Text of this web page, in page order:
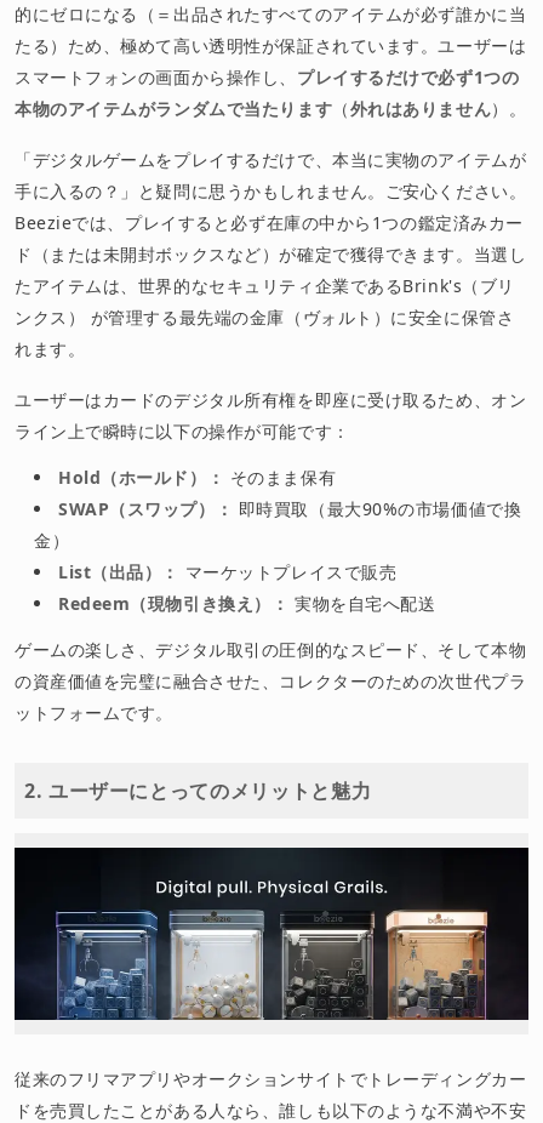
的にゼロになる（＝出品されたすべてのアイテムが必ず誰かに当
たる）ため、極めて高い透明性が保証されています。ユーザーは
スマートフォンの画面から操作し、 プレイするだけで必ず1つの
本物のアイテムがランダムで当たります （外れはありません）。
「デジタルゲームをプレイするだけで、本当に実物のアイテムが
手に入るの？」と疑問に思うかもしれません。ご安心ください。
Beezieでは、プレイすると必ず在庫の中から1つの鑑定済みカー
ド（または未開封ボックスなど）が確定で獲得できます。当選し
たアイテムは、世界的なセキュリティ企業であるBrink's（ブリ
ンクス） が管理する最先端の金庫（ヴォルト）に安全に保管さ
れます。
ユーザーはカードのデジタル所有権を即座に受け取るため、オン
ライン上で瞬時に以下の操作が可能です：
Hold（ホールド）： そのまま保有
SWAP（スワップ）： 即時買取（最大90%の市場価値で換
金）
List（出品）：
マーケットプレイスで販売
Redeem（現物引き換え）： 実物を自宅へ配送
ゲームの楽しさ、デジタル取引の圧倒的なスピード、そして本物
の資産価値を完璧に融合させた、コレクターのための次世代プラ
ットフォームです。
2. ユーザーにとってのメリットと魅力
従来のフリマアプリやオークションサイトでトレーディングカー
ドを売買したことがある人なら、誰しも以下のような不満や不安